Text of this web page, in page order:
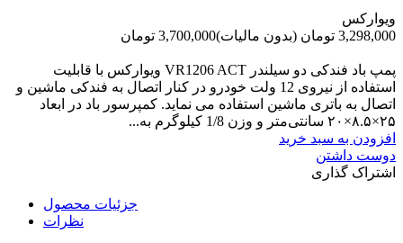
ویوارکس
3,298,000 تومان
(بدون مالیات)3,700,000 تومان
پمپ باد فندکی دو سیلندر VR1206 ACT ویوارکس با قابلیت
استفاده از نیروی 12 ولت خودرو در کنار اتصال به فندکی ماشین و
اتصال به باتری ماشین استفاده می نماید. کمپرسور باد در ابعاد
۲۵×۸.۵×۲۰ سانتی‌متر و وزن 1/8 کیلوگرم به...
افزودن به سبد خرید
دوست داشتن
اشتراک گذاری
جزئیات محصول
نظرات